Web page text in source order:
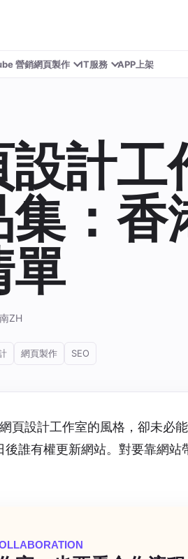
營銷網頁製作 IT服務 APP上架
計工
：香
單
ZH
網頁製作 SEO
頁設計工作室的風格，卻未必
後誰有權更新網站。對要靠網